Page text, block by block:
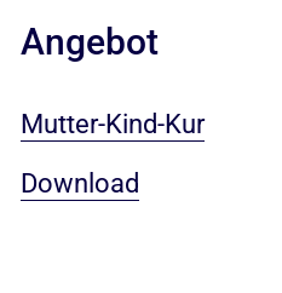
Angebot
Mutter-Kind-Kur
Download